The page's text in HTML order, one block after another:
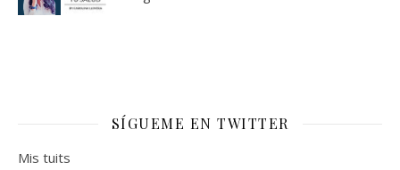
SÍGUEME EN TWITTER
Mis tuits